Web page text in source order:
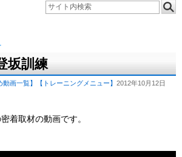
坂訓練
動画一覧】 【トレーニングメニュー】 2012年10月12日
着取材の動画です。